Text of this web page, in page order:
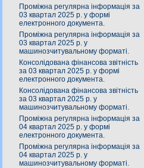
Проміжна регулярна інформація за
03 квартал 2025 р. у формі
електронного документа.
Проміжна регулярна інформація за
03 квартал 2025 р. у
машинозчитувальному форматі.
Консолідована фінансова звітність
за 03 квартал 2025 р. у формі
електронного документа.
Консолідована фінансова звітність
за 03 квартал 2025 р. у
машинозчитувальному форматі.
Проміжна регулярна інформація за
04 квартал 2025 р. у формі
електронного документа.
Проміжна регулярна інформація за
04 квартал 2025 р. у
машинозчитувальному форматі.